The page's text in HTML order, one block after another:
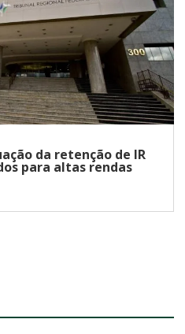
da retenção de IR
para altas rendas